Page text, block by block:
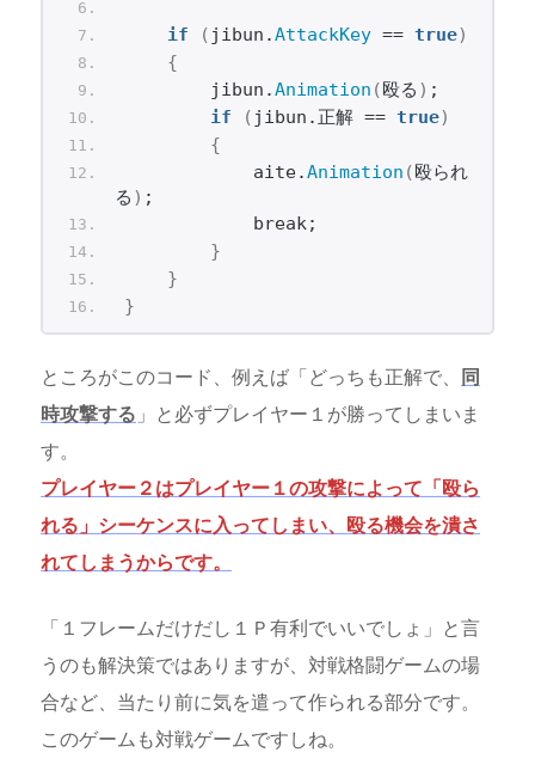
if ( jibun.AttackKey == true)
{
        jibun.
Animation (殴る ) ;
if
( jibun.正解 == true)
{
            aite.
Animation (殴られ
る ) ;
            break;
}
}
}
ところがこのコード、例えば「どっちも正解で、
同
時攻撃する 」と必ずプレイヤー１が勝ってしまいま
す。
プレイヤー２はプレイヤー１の攻撃によって「殴ら
れる」シーケンスに入ってしまい、殴る機会を潰さ
れてしまうからです。
「１フレームだけだし１Ｐ有利でいいでしょ」と言
うのも解決策ではありますが、対戦格闘ゲームの場
合など、当たり前に気を遣って作られる部分です。
このゲームも対戦ゲームですしね。